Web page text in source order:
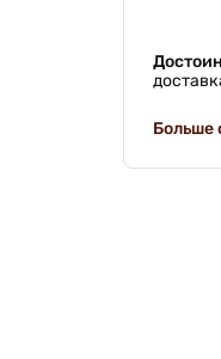
Больше